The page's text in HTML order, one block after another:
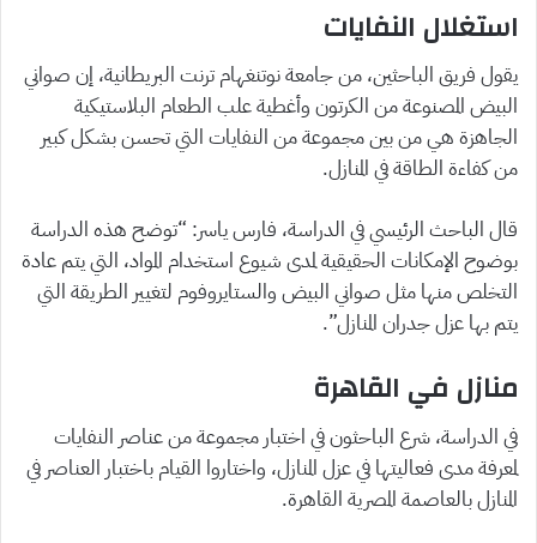
استغلال النفايات
يقول فريق الباحثين، من جامعة نوتنغهام ترنت البريطانية، إن صواني
البيض المصنوعة من الكرتون وأغطية علب الطعام البلاستيكية
الجاهزة هي من بين مجموعة من النفايات التي تحسن بشكل كبير
من كفاءة الطاقة في المنازل.
قال الباحث الرئيسي في الدراسة، فارس ياسر: “توضح هذه الدراسة
بوضوح الإمكانات الحقيقية لمدى شيوع استخدام المواد، التي يتم عادة
التخلص منها مثل صواني البيض والستايروفوم لتغيير الطريقة التي
يتم بها عزل جدران المنازل”.
منازل في القاهرة
في الدراسة، شرع الباحثون في اختبار مجموعة من عناصر النفايات
لمعرفة مدى فعاليتها في عزل المنازل، واختاروا القيام باختبار العناصر في
المنازل بالعاصمة المصرية القاهرة.